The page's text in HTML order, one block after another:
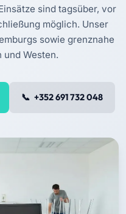
sind tagsüber, vor
möglich. Unser
sowie grenznahe
und Westen.
+352 691 732 048